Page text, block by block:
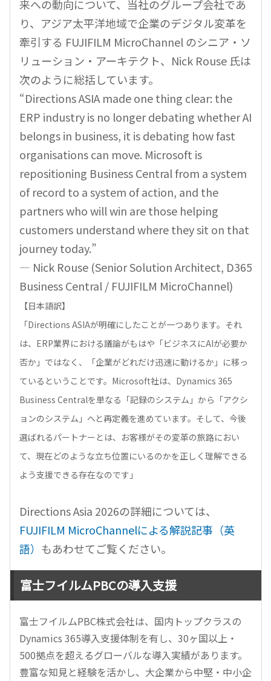
来への動向について、当社のグループ会社であ
り、アジア太平洋地域で企業のデジタル変革を
牽引する FUJIFILM MicroChannel のシニア・ソ
リューション・アーキテクト、Nick Rouse 氏は
次のように総括しています。
“Directions ASIA made one thing clear: the
ERP industry is no longer debating whether AI
belongs in business, it is debating how fast
organisations can move. Microsoft is
repositioning Business Central from a system
of record to a system of action, and the
partners who will win are those helping
customers understand where they sit on that
journey today.”
— Nick Rouse (Senior Solution Architect, D365
Business Central / FUJIFILM MicroChannel)
【日本語訳】
「Directions ASIAが明確にしたことが一つあります。それ
は、ERP業界における議論がもはや「ビジネスにAIが必要か
否か」ではなく、「企業がどれだけ迅速に動けるか」に移っ
ているということです。Microsoft社は、Dynamics 365
Business Centralを単なる「記録のシステム」から「アクシ
ョンのシステム」へと再定義を進めています。そして、今後
選ばれるパートナーとは、お客様がその変革の旅路におい
て、現在どのような立ち位置にいるのかを正しく理解できる
よう支援できる存在なのです」
Directions Asia 2026の詳細については、
FUJIFILM MicroChannelによる解説記事（英
語） もあわせてご覧ください。
富士フイルムPBCの導入支援
富士フイルムPBC株式会社は、国内トップクラスの
Dynamics 365導入支援体制を有し、 30ヶ国以上・
500拠点を超えるグローバルな導入実績があります。
豊富な知見と経験を活かし、大企業から中堅・中小企